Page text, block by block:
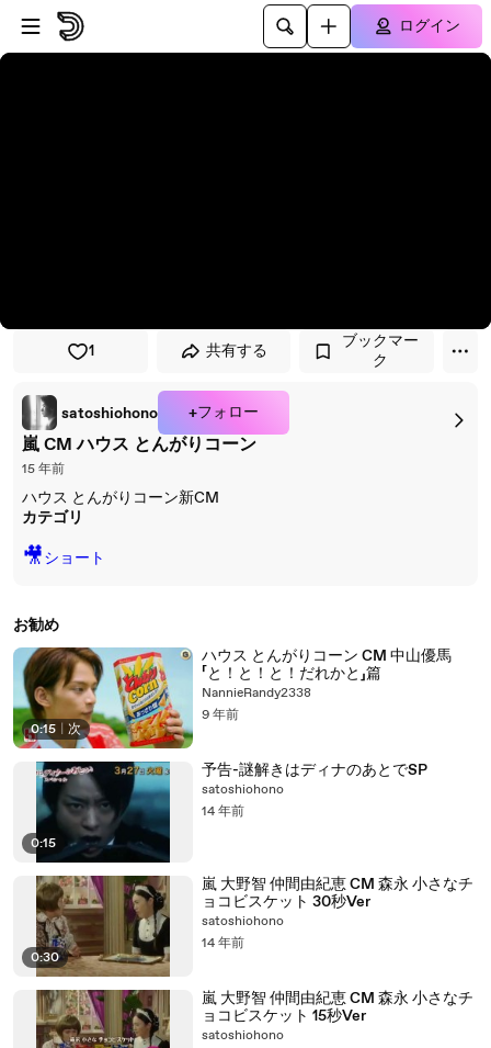
プレイヤーにスキップ
メインコンテンツにスキップ
ログイン
1 共有する
ブックマー
ク
satoshiohono +フォロー
嵐 CM ハウス とんがりコーン
15 年前
ハウス とんがりコーン新CM
カテゴリ
🎥ショート
お勧め
0:15 次
ハウス とんがりコーン CM 中山優馬
「と！と！と！だれかと」篇
NannieRandy2338
9 年前
0:15
予告-謎解きはディナのあとでSP
satoshiohono
14 年前
0:30
嵐 大野智 仲間由紀恵 CM 森永 小さなチ
ョコビスケット 30秒Ver
satoshiohono
14 年前
嵐 大野智 仲間由紀恵 CM 森永 小さなチ
ョコビスケット 15秒Ver
satoshiohono